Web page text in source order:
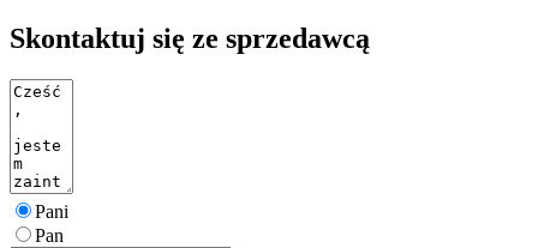
Skontaktuj się ze sprzedawcą
Pani
Pan